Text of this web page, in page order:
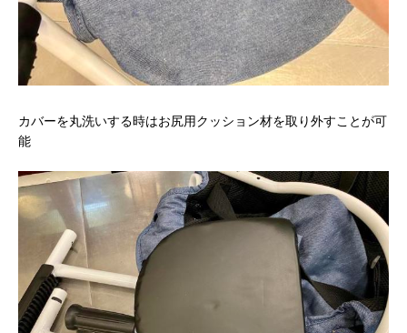
カバーを丸洗いする時はお尻用クッション材を取り外すことが可
能